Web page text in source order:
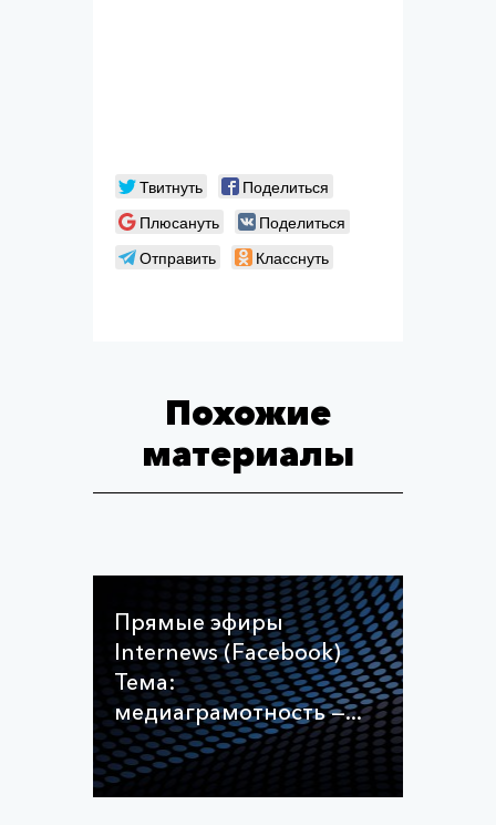
Твитнуть
Поделиться
Плюсануть
Поделиться
Отправить
Класснуть
Похожие
материалы
Прямые эфиры
Internews (Facebook)
Тема:
медиаграмотность —...